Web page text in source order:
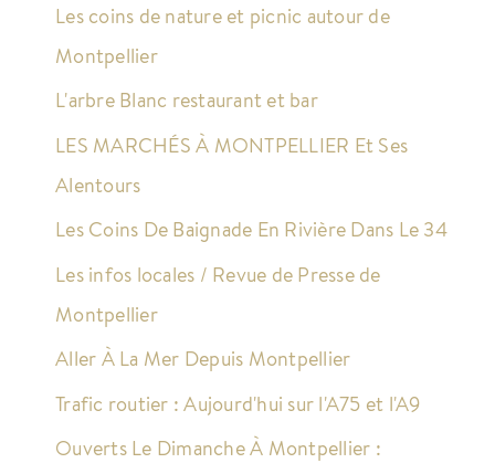
Les coins de nature et picnic autour de
Montpellier
L'arbre Blanc restaurant et bar
LES MARCHÉS À MONTPELLIER Et Ses
Alentours
Les Coins De Baignade En Rivière Dans Le 34
Les infos locales / Revue de Presse de
Montpellier
Aller À La Mer Depuis Montpellier
Trafic routier : Aujourd'hui sur l'A75 et l'A9
Ouverts Le Dimanche À Montpellier :